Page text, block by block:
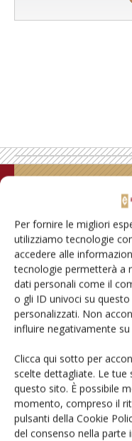
Per fornire le migliori
utilizziamo tecnologie
accedere alle
tecnologie permetterà a
dati personali come il
o gli ID univoci su
personalizzati. Non
influire negativamente
Clicca qui sotto per
scelte dettagliate. Le tue
questo sito. È possibile
momento, compreso il
pulsanti della Cookie
del consenso nella parte
Rimani
Iscriviti